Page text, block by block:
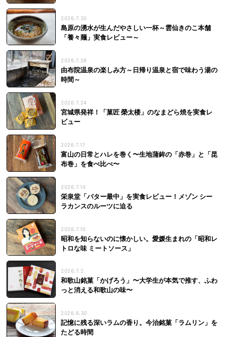
2026.7.30
島原の湧水が生んだやさしい一杯～雲仙きのこ本舗
「養々麺」実食レビュー～
2026.7.28
由布院温泉の楽しみ方～日帰り温泉と宿で味わう湯の
時間～
2026.7.24
宮城県発祥！「菓匠 榮太楼」のなまどら焼を実食レ
ビュー
2026.7.17
富山の日常とハレを巻く〜生地蒲鉾の「赤巻」と「昆
布巻」を食べ比べ〜
2026.7.14
栄泉堂「バター最中」を実食レビュー！メゾン シー
ラカンスのルーツに迫る
2026.7.10
昭和を知らないのに懐かしい。愛媛生まれの「昭和レ
トロな味 ミートソース」
2026.7.2
和歌山銘菓「かげろう」〜大学生が本気で推す、ふわ
っと消える和歌山の味〜
2026.6.30
記憶に残る深いラムの香り。今治銘菓「ラムリン」を
たどる時間